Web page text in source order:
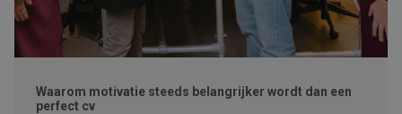
Waarom motivatie steeds belangrijker wordt dan een
perfect cv